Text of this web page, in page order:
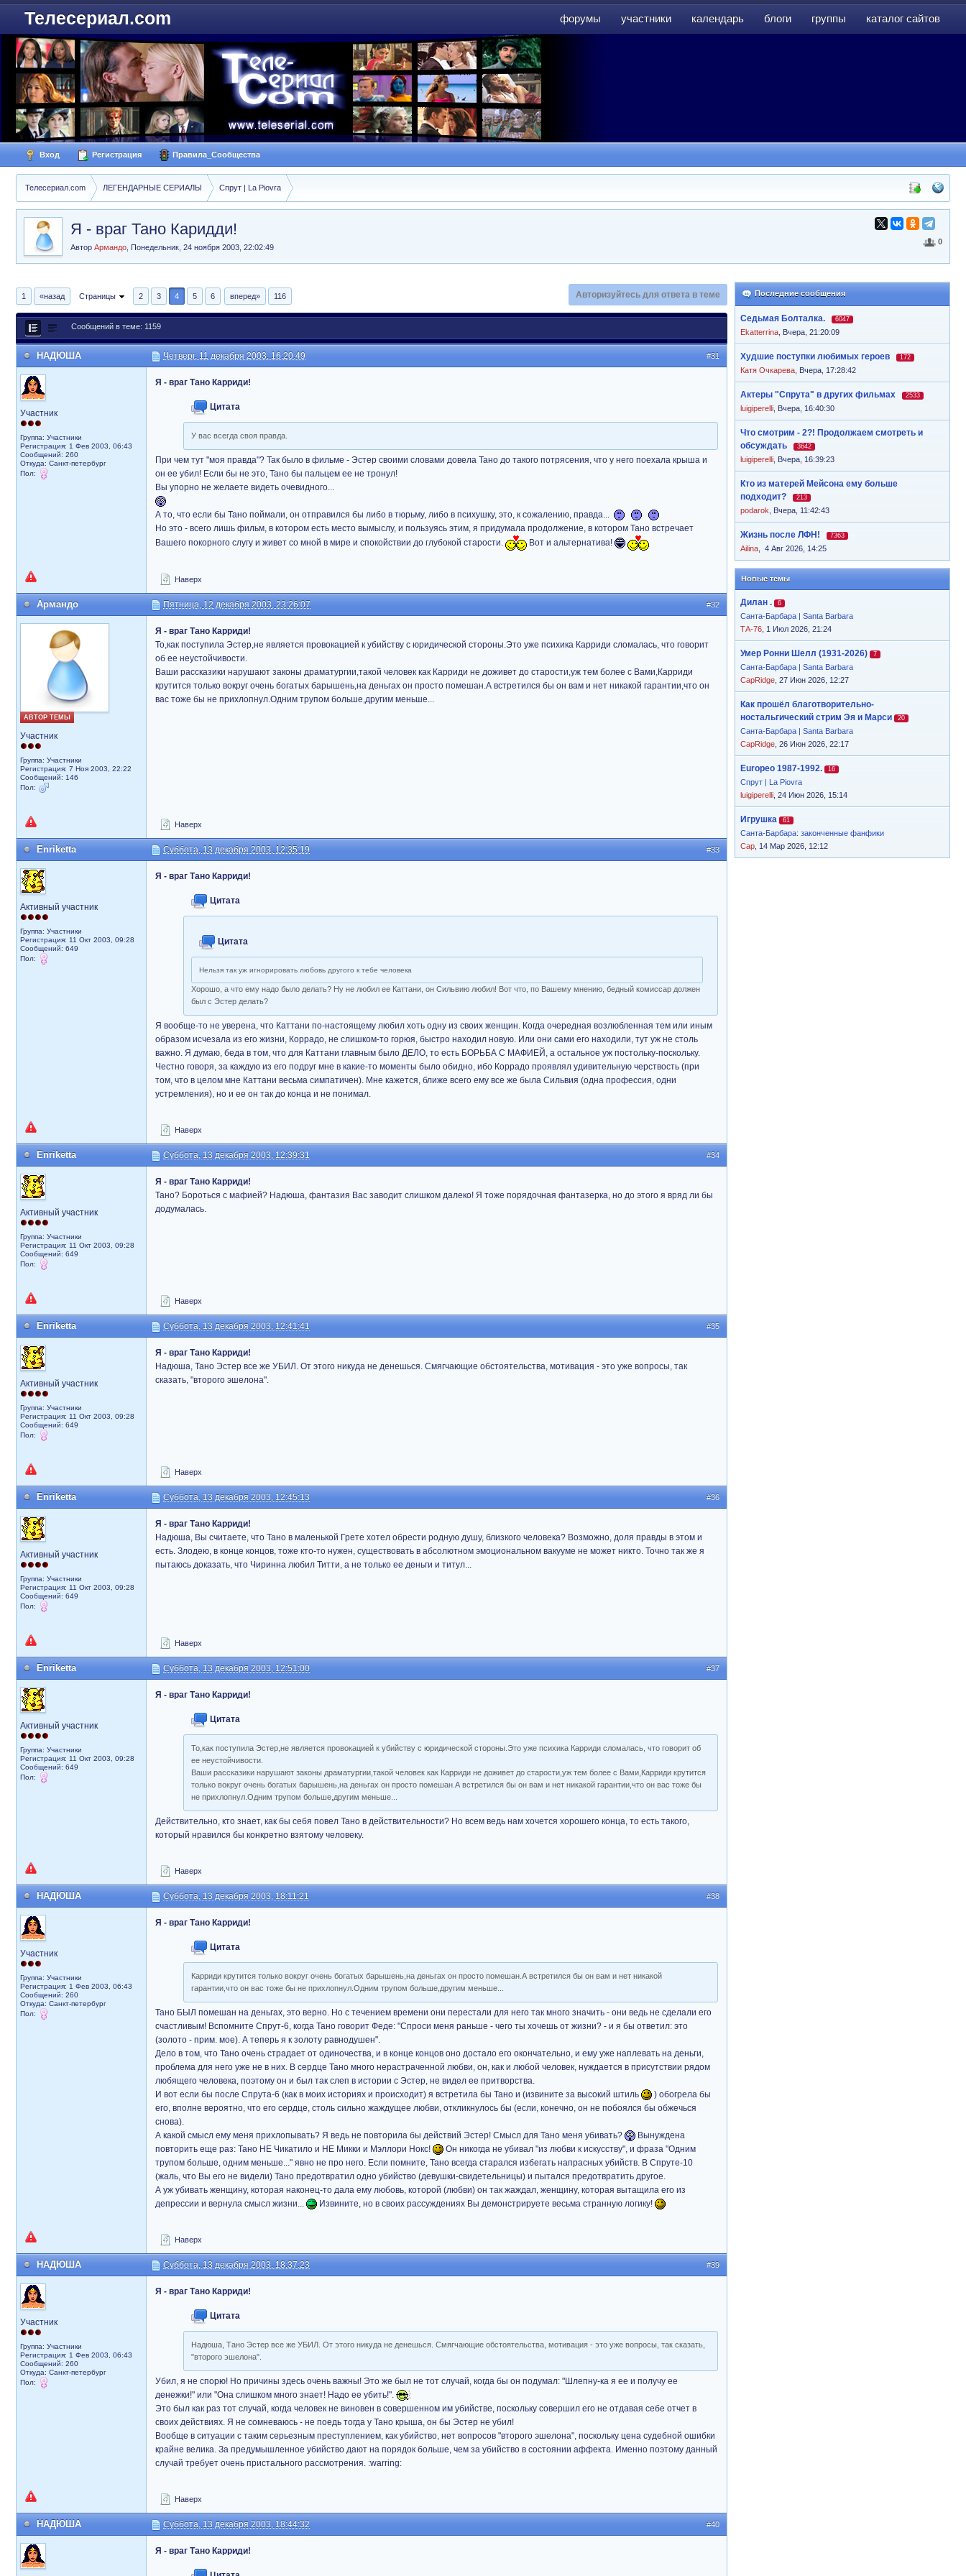
форумы участники календарь блоги группы каталог сайтов
Телесериал.com
Вход Регистрация Правила_Сообщества
Телесериал.com ЛЕГЕНДАРНЫЕ СЕРИАЛЫ Спрут | La Piovra
0
Я - враг Тано Каридди!
Автор Армандо Понедельник, 24 ноября 2003, 22:02:49
Последние сообщения
Седьмая Болталка. 6047
Ekatterrina Вчера, 21:20:09
Худшие поступки любимых героев 172
Катя Очкарева Вчера, 17:28:42
Актеры "Спрута" в других фильмах 2533
luigiperelli Вчера, 16:40:30
Что смотрим - 2?! Продолжаем смотреть и
обсуждать
3642
luigiperelli Вчера, 16:39:23
Кто из матерей Мейсона ему больше
подходит?
213
podarok Вчера, 11:42:43
Жизнь после ЛФН! 7363
Ailina 4 Авг 2026, 14:25
Новые темы
Дилан . 6
Санта-Барбара | Santa Barbara
ТА-76 , 1 Июл 2026, 21:24
Умер Ронни Шелл (1931-2026) 7
Санта-Барбара | Santa Barbara
CapRidge , 27 Июн 2026, 12:27
Как прошёл благотворительно-
ностальгический стрим Эя и Марси
20
Санта-Барбара | Santa Barbara
CapRidge , 26 Июн 2026, 22:17
Europeo 1987-1992. 16
Спрут | La Piovra
luigiperelli , 24 Июн 2026, 15:14
Игрушка 61
Санта-Барбара: законченные фанфики
Cap , 14 Мар 2026, 12:12
1 «назад Страницы 2 3 4 5 6 вперед» 116 Авторизуйтесь для ответа в теме
Сообщений в теме: 1159
#31
НАДЮША Четверг, 11 декабря 2003, 16:20:49
Участник
Группа: Участники
Регистрация: 1 Фев 2003, 06:43
Сообщений: 260
Откуда: Санкт-петербург
Пол:
Я - враг Тано Карриди!
Цитата
У вас всегда своя правда.
При чем тут "моя правда"? Так было в фильме - Эстер своими словами довела Тано до такого потрясения, что у него поехала крыша и
он ее убил! Если бы не это, Тано бы пальцем ее не тронул!
Вы упорно не желаете видеть очевидного...
А то, что если бы Тано поймали, он отправился бы либо в тюрьму, либо в психушку, это, к сожалению, правда...
Но это - всего лишь фильм, в котором есть место вымыслу, и пользуясь этим, я придумала продолжение, в котором Тано встречает
Вашего покорного слугу и живет со мной в мире и спокойствии до глубокой старости.
Вот и альтернатива!
Наверх
#32
Армандо Пятница, 12 декабря 2003, 23:26:07
АВТОР ТЕМЫ
Участник
Группа: Участники
Регистрация: 7 Ноя 2003, 22:22
Сообщений: 146
Пол:
Я - враг Тано Карриди!
То,как поступила Эстер,не является провокацией к убийству с юридической стороны.Это уже психика Карриди сломалась, что говорит
об ее неустойчивости.
Ваши рассказики нарушают законы драматургии,такой человек как Карриди не доживет до старости,уж тем более с Вами,Карриди
крутится только вокруг очень богатых барышень,на деньгах он просто помешан.А встретился бы он вам и нет никакой гарантии,что он
вас тоже бы не прихлопнул.Одним трупом больше,другим меньше...
Наверх
#33
Enriketta Суббота, 13 декабря 2003, 12:35:19
Активный участник
Группа: Участники
Регистрация: 11 Окт 2003, 09:28
Сообщений: 649
Пол:
Я - враг Тано Карриди!
Цитата
Цитата
Нельзя так уж игнорировать любовь другого к тебе человека
Хорошо, а что ему надо было делать? Ну не любил ее Каттани, он Сильвию любил! Вот что, по Вашему мнению, бедный комиссар должен
был с Эстер делать?
Я вообще-то не уверена, что Каттани по-настоящему любил хоть одну из своих женщин. Когда очередная возлюбленная тем или иным
образом исчезала из его жизни, Коррадо, не слишком-то горюя, быстро находил новую. Или они сами его находили, тут уж не столь
важно. Я думаю, беда в том, что для Каттани главным было ДЕЛО, то есть БОРЬБА С МАФИЕЙ, а остальное уж постольку-поскольку.
Честно говоря, за каждую из его подруг мне в какие-то моменты было обидно, ибо Коррадо проявлял удивительную черствость (при
том, что в целом мне Каттани весьма симпатичен). Мне кажется, ближе всего ему все же была Сильвия (одна профессия, одни
устремления), но и ее он так до конца и не понимал.
Наверх
#34
Enriketta Суббота, 13 декабря 2003, 12:39:31
Активный участник
Группа: Участники
Регистрация: 11 Окт 2003, 09:28
Сообщений: 649
Пол:
Я - враг Тано Карриди!
Тано? Бороться с мафией? Надюша, фантазия Вас заводит слишком далеко! Я тоже порядочная фантазерка, но до этого я вряд ли бы
додумалась.
Наверх
#35
Enriketta Суббота, 13 декабря 2003, 12:41:41
Активный участник
Группа: Участники
Регистрация: 11 Окт 2003, 09:28
Сообщений: 649
Пол:
Я - враг Тано Карриди!
Надюша, Тано Эстер все же УБИЛ. От этого никуда не денешься. Смягчающие обстоятельства, мотивация - это уже вопросы, так
сказать, "второго эшелона".
Наверх
#36
Enriketta Суббота, 13 декабря 2003, 12:45:13
Активный участник
Группа: Участники
Регистрация: 11 Окт 2003, 09:28
Сообщений: 649
Пол:
Я - враг Тано Карриди!
Надюша, Вы считаете, что Тано в маленькой Грете хотел обрести родную душу, близкого человека? Возможно, доля правды в этом и
есть. Злодею, в конце концов, тоже кто-то нужен, существовать в абсолютном эмоциональном вакууме не может никто. Точно так же я
пытаюсь доказать, что Чиринна любил Титти, а не только ее деньги и титул...
Наверх
#37
Enriketta Суббота, 13 декабря 2003, 12:51:00
Активный участник
Группа: Участники
Регистрация: 11 Окт 2003, 09:28
Сообщений: 649
Пол:
Я - враг Тано Карриди!
Цитата
То,как поступила Эстер,не является провокацией к убийству с юридической стороны.Это уже психика Карриди сломалась, что говорит об
ее неустойчивости.
Ваши рассказики нарушают законы драматургии,такой человек как Карриди не доживет до старости,уж тем более с Вами,Карриди крутится
только вокруг очень богатых барышень,на деньгах он просто помешан.А встретился бы он вам и нет никакой гарантии,что он вас тоже бы
не прихлопнул.Одним трупом больше,другим меньше...
Действительно, кто знает, как бы себя повел Тано в действительности? Но всем ведь нам хочется хорошего конца, то есть такого,
который нравился бы конкретно взятому человеку.
Наверх
#38
НАДЮША Суббота, 13 декабря 2003, 18:11:21
Участник
Группа: Участники
Регистрация: 1 Фев 2003, 06:43
Сообщений: 260
Откуда: Санкт-петербург
Пол:
Я - враг Тано Карриди!
Цитата
Карриди крутится только вокруг очень богатых барышень,на деньгах он просто помешан.А встретился бы он вам и нет никакой
гарантии,что он вас тоже бы не прихлопнул.Одним трупом больше,другим меньше...
Тано БЫЛ помешан на деньгах, это верно. Но с течением времени они перестали для него так много значить - они ведь не сделали его
счастливым! Вспомните Спрут-6, когда Тано говорит Феде: "Спроси меня раньше - чего ты хочешь от жизни? - и я бы ответил: это
(золото - прим. мое). А теперь я к золоту равнодушен".
Дело в том, что Тано очень страдает от одиночества, и в конце концов оно достало его окончательно, и ему уже наплевать на деньги,
проблема для него уже не в них. В сердце Тано много нерастраченной любви, он, как и любой человек, нуждается в присутствии рядом
любящего человека, поэтому он и был так слеп в истории с Эстер, не видел ее притворства.
И вот если бы после Спрута-6 (как в моих историях и происходит) я встретила бы Тано и (извините за высокий штиль
) обогрела бы
его, вполне вероятно, что его сердце, столь сильно жаждущее любви, откликнулось бы (если, конечно, он не побоялся бы обжечься
снова).
А какой смысл ему меня прихлопывать? Я ведь не повторила бы действий Эстер! Смысл для Тано меня убивать?
Вынуждена
повторить еще раз: Тано НЕ Чикатило и НЕ Микки и Мэллори Нокс!
Он никогда не убивал "из любви к искусству", и фраза "Одним
трупом больше, одним меньше..." явно не про него. Если помните, Тано всегда старался избегать напрасных убийств. В Спруте-10
(жаль, что Вы его не видели) Тано предотвратил одно убийство (девушки-свидетельницы) и пытался предотвратить другое.
А уж убивать женщину, которая наконец-то дала ему любовь, которой (любви) он так жаждал, женщину, которая вытащила его из
депрессии и вернула смысл жизни...
Извините, но в своих рассуждениях Вы демонстрируете весьма странную логику!
Наверх
#39
НАДЮША Суббота, 13 декабря 2003, 18:37:23
Участник
Группа: Участники
Регистрация: 1 Фев 2003, 06:43
Сообщений: 260
Откуда: Санкт-петербург
Пол:
Я - враг Тано Карриди!
Цитата
Надюша, Тано Эстер все же УБИЛ. От этого никуда не денешься. Смягчающие обстоятельства, мотивация - это уже вопросы, так сказать,
"второго эшелона".
Убил, я не спорю! Но причины здесь очень важны! Это же был не тот случай, когда бы он подумал: "Шлепну-ка я ее и получу ее
денежки!" или "Она слишком много знает! Надо ее убить!".
Это был как раз тот случай, когда человек не виновен в совершенном им убийстве, поскольку совершил его не отдавая себе отчет в
своих действиях. Я не сомневаюсь - не поедь тогда у Тано крыша, он бы Эстер не убил!
Вообще в ситуации с таким серьезным преступлением, как убийство, нет вопросов "второго эшелона", поскольку цена судебной ошибки
крайне велика. За предумышленное убийство дают на порядок больше, чем за убийство в состоянии аффекта. Именно поэтому данный
случай требует очень пристального рассмотрения. :warring:
Наверх
#40
НАДЮША Суббота, 13 декабря 2003, 18:44:32
Я - враг Тано Карриди!